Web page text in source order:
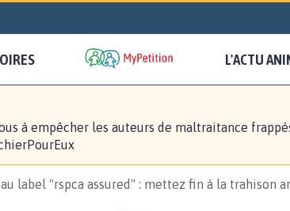
L'ACTU
à empêcher les auteurs de maltraitance
label "rspca assured" : mettez fin à la trahison